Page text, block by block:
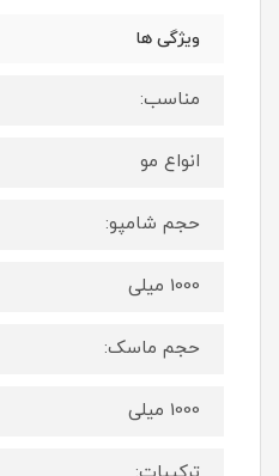
ویژگی ها
مناسب:
انواع مو
حجم شامپو:
1000 میلی
حجم ماسک:
1000 میلی